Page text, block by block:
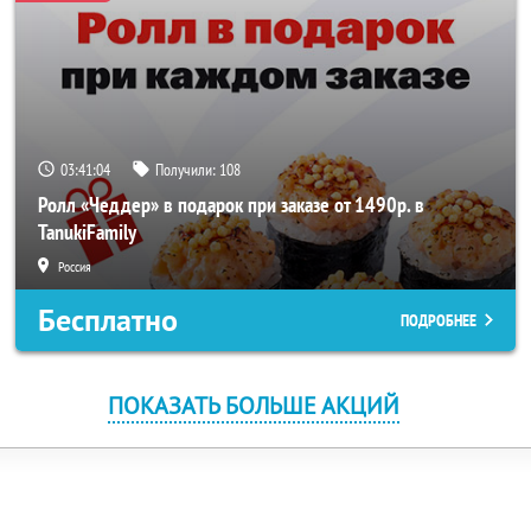
03:41:03 Получили: 108
Ролл «Чеддер» в подарок при заказе от 1490р. в
TanukiFamily
Россия
Бесплатно ПОДРОБНЕЕ
ПОКАЗАТЬ БОЛЬШЕ АКЦИЙ